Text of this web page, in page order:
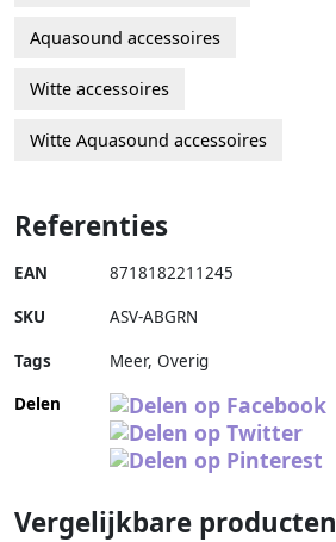
Aquasound accessoires
Witte accessoires
Witte Aquasound accessoires
Referenties
EAN 8718182211245
SKU ASV-ABGRN
Tags
Meer, Overig
Delen
Vergelijkbare producten